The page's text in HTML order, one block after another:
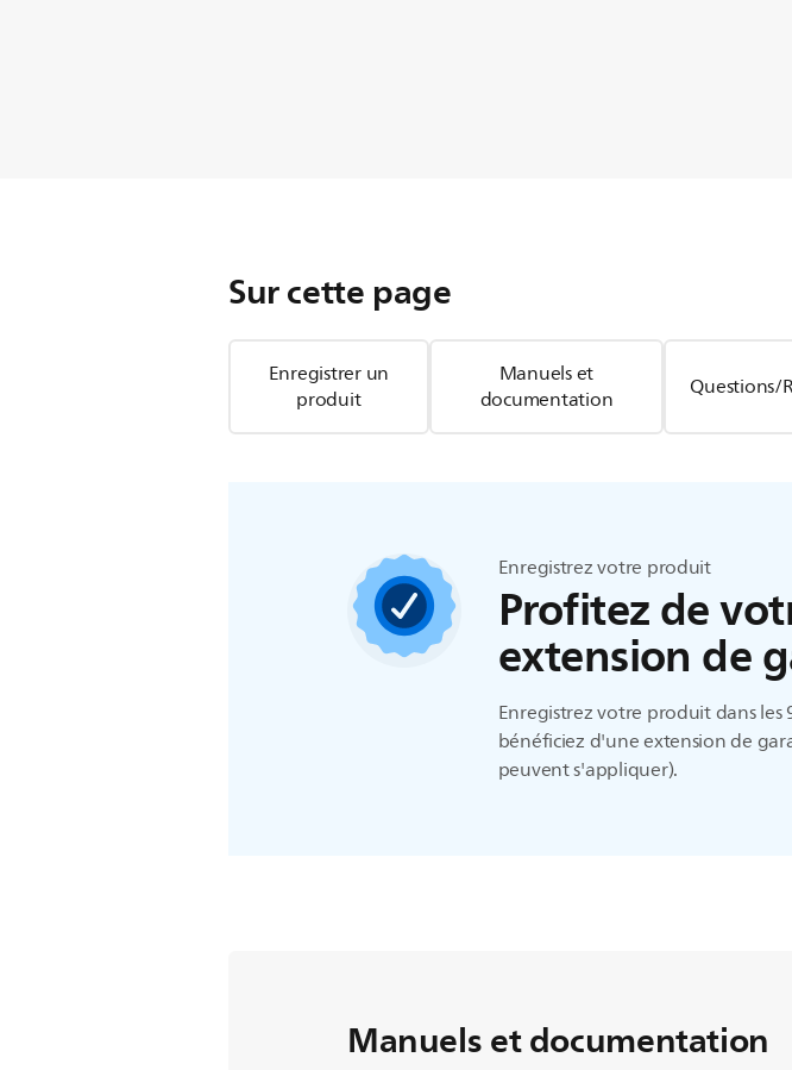
Sur cette page
Enregistrer un
produit
Manuels et
documentation
Questions/
Enregistrez votre produit
Profitez de
extension de
Enregistrez votre produit dans
bénéficiez d'une extension de
peuvent s'appliquer).
Manuels et documentation